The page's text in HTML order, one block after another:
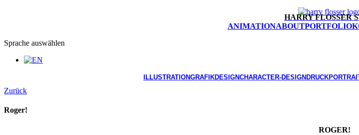
HARRY FLOSSER
ANIMATIONABOUTPORTFOLIO
Sprache auswählen
ILLUSTRATIONGRAFIKDESIGNCHARACTER-DESIGN DRUCK
Zurück
Roger!
ROGER!